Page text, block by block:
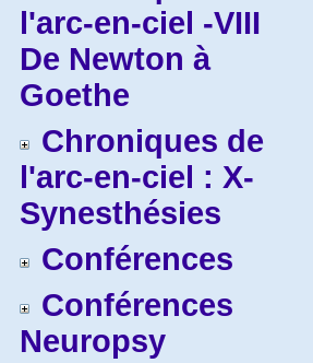
l'arc-en-ciel -VIII
De Newton à
Goethe
Chroniques de
l'arc-en-ciel : X-
Synesthésies
Conférences
Conférences
Neuropsy